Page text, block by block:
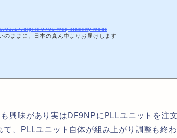
03/17/digi-ic-9700-freq-stability-mods
のままに、日本の真ん中よりお届けします
興味があり実はDF9NPにPLLユニットを注
、PLLユニット自体が組み上がり調整も終わ